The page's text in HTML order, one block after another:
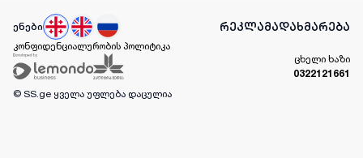
ენები რეკლამადახმარება
კონფიდენციალურობის პოლიტიკა
ცხელი ხაზი
0322121661
© SS.ge ყველა უფლება დაცულია